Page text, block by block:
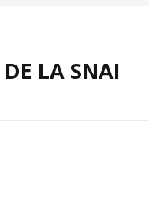
LA SNAI